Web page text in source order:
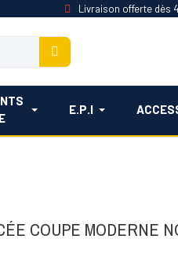
Livraison offerte dès
E.P.I
COUPE MODERNE